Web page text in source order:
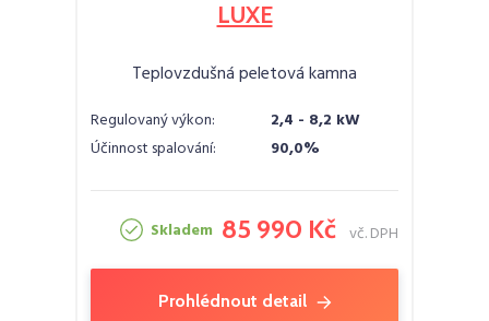
LUXE
Teplovzdušná peletová kamna
Regulovaný výkon:
2,4 - 8,2 kW
Účinnost spalování:
90,0%
Skladem 85 990 Kč vč. DPH
Prohlédnout detail